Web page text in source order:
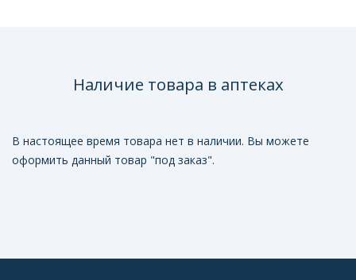
Наличие товара в аптеках
В настоящее время товара нет в наличии. Вы можете
оформить данный товар "под заказ".